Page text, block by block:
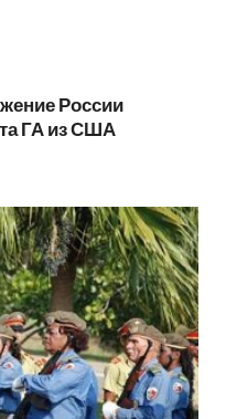
России
ГА из США